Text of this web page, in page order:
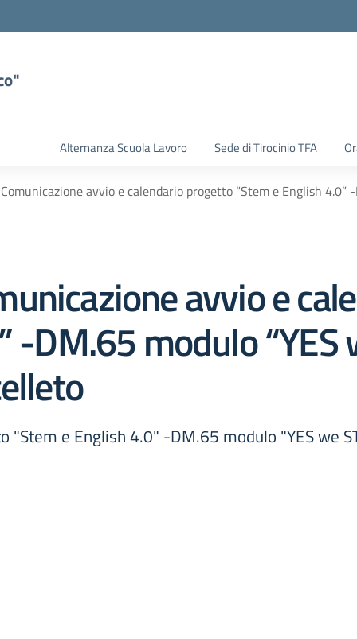
Alternanza Scuola Lavoro Sede di Tirocinio TFA
avvio e calendario progetto “Stem e English 4.0”
avvio e
-DM.65 modulo “YES
"Stem e English 4.0" -DM.65 modulo "YES we